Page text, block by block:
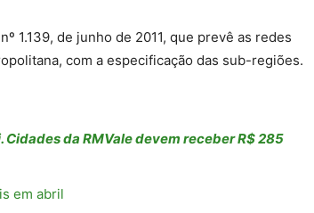
1.139, de junho de 2011, que prevê as redes
com a especificação das sub-regiões.
da RMVale devem receber R$ 285
em abril